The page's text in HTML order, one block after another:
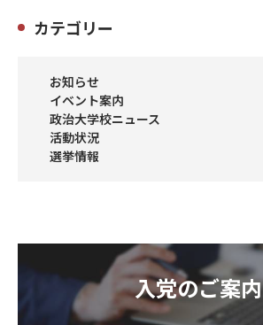
カテゴリー
お知らせ
イベント案内
政治大学校ニュース
活動状況
選挙情報
入党のご案内